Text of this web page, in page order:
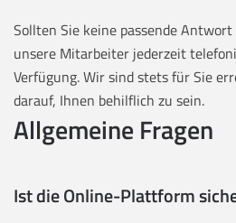
Sollten Sie keine passende
unsere Mitarbeiter jederzeit
Verfügung. Wir sind stets für Sie
darauf, Ihnen behilflich zu sein.
Allgemeine Fragen
Ist die Online-Plattform